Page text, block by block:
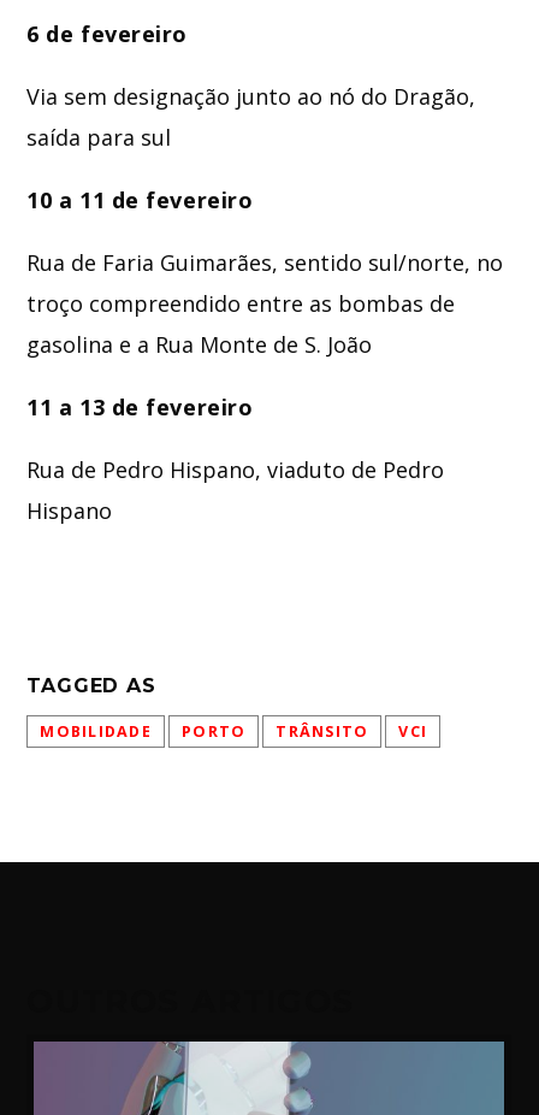
6 de fevereiro
Via sem designação junto ao nó do Dragão,
saída para sul
10 a 11 de fevereiro
Rua de Faria Guimarães, sentido sul/norte, no
troço compreendido entre as bombas de
gasolina e a Rua Monte de S. João
11 a 13 de fevereiro
Rua de Pedro Hispano, viaduto de Pedro
Hispano
TAGGED AS
MOBILIDADE PORTO TRÂNSITO VCI